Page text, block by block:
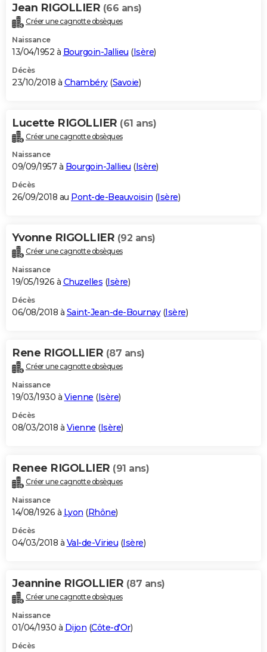
Jean RIGOLLIER (66 ans)
Créer une cagnotte obsèques
Naissance
13/04/1952 à Bourgoin-Jallieu (Isère)
Décès
23/10/2018 à Chambéry(Savoie)
Lucette RIGOLLIER (61 ans)
Créer une cagnotte obsèques
Naissance
09/09/1957 à Bourgoin-Jallieu (Isère)
Décès
26/09/2018 au Pont-de-Beauvoisin (Isère)
Yvonne RIGOLLIER (92 ans)
Créer une cagnotte obsèques
Naissance
19/05/1926 à Chuzelles (Isère)
Décès
06/08/2018 à Saint-Jean-de-Bournay(Isère)
Rene RIGOLLIER (87 ans)
Créer une cagnotte obsèques
Naissance
19/03/1930 à Vienne (Isère)
Décès
08/03/2018 à Vienne (Isère)
Renee RIGOLLIER (91 ans)
Créer une cagnotte obsèques
Naissance
14/08/1926 à Lyon (Rhône)
Décès
04/03/2018 à Val-de-Virieu (Isère)
Jeannine RIGOLLIER (87 ans)
Créer une cagnotte obsèques
Naissance
01/04/1930 à Dijon (Côte-d'Or)
Décès